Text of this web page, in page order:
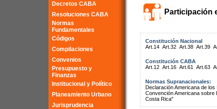
Decretos CABA
Resoluciones CABA
Normas
Fundamentales
Códigos
Compilaciones
Convenios
Presupuesto y
Finanzas
Institucional y Político
Planeamiento Urbano
Jurisprudencia
Participación
Constitución Nacional
Art.14 Art.32 Art.38 Art.39
Constitución CABA
Art.12 Art.16 Art.61 Art.63
Normas Supranacionales:
Declaración Americana de
Convención Americana
Costa Rica"